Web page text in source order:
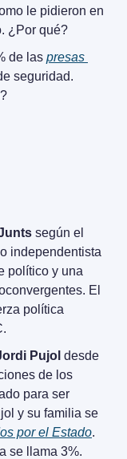
le pidieron en
¿Por qué?
de las presas
seguridad.
independentista
político y una
El
política
Pujol desde
de los
para ser
y su familia se
por el Estado.
se llama 3%.